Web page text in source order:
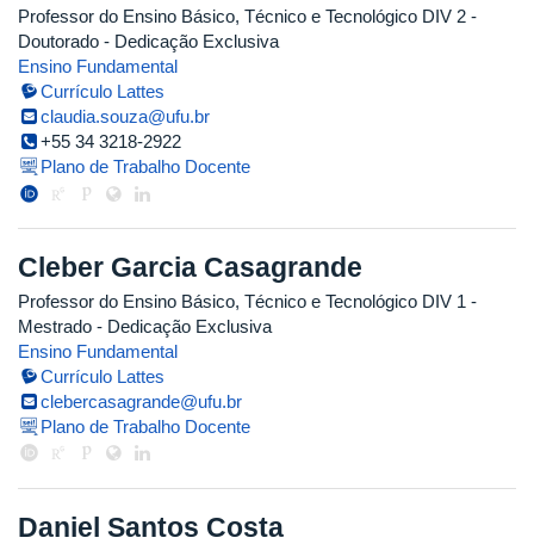
Professor do Ensino Básico, Técnico e Tecnológico DIV 2 -
Doutorado - Dedicação Exclusiva
Ensino Fundamental
Currículo Lattes
claudia.souza@ufu.br
+55 34 3218-2922
Plano de Trabalho Docente
Cleber Garcia Casagrande
Professor do Ensino Básico, Técnico e Tecnológico DIV 1 -
Mestrado - Dedicação Exclusiva
Ensino Fundamental
Currículo Lattes
clebercasagrande@ufu.br
Plano de Trabalho Docente
Daniel Santos Costa